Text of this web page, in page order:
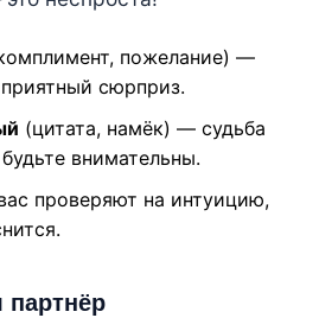
пожелание) —
сюрприз.
(цитата, намёк) — судьба
внимательны.
проверяют на интуицию,
партнёр